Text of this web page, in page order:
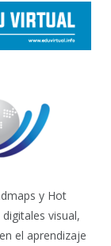
y Hot
visual,
el aprendizaje